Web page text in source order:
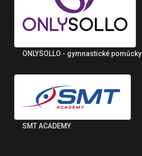
ONLYSOLLO - gymnastické pomůcky
SMT ACADEMY